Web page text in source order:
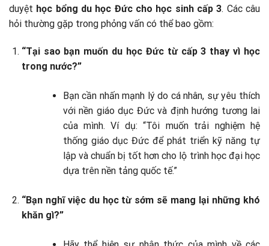
duyệt học bổng du học Đức cho học sinh cấp 3. Các câu
hỏi thường gặp trong phỏng vấn có thể bao gồm:
“Tại sao bạn muốn du học Đức từ cấp 3 thay vì học
trong nước?”
Bạn cần nhấn mạnh lý do cá nhân, sự yêu thích
với nền giáo dục Đức và định hướng tương lai
của mình. Ví dụ: “Tôi muốn trải nghiệm hệ
thống giáo dục Đức để phát triển kỹ năng tự
lập và chuẩn bị tốt hơn cho lộ trình học đại học
dựa trên nền tảng quốc tế.”
“Bạn nghĩ việc du học từ sớm sẽ mang lại những khó
khăn gì?”